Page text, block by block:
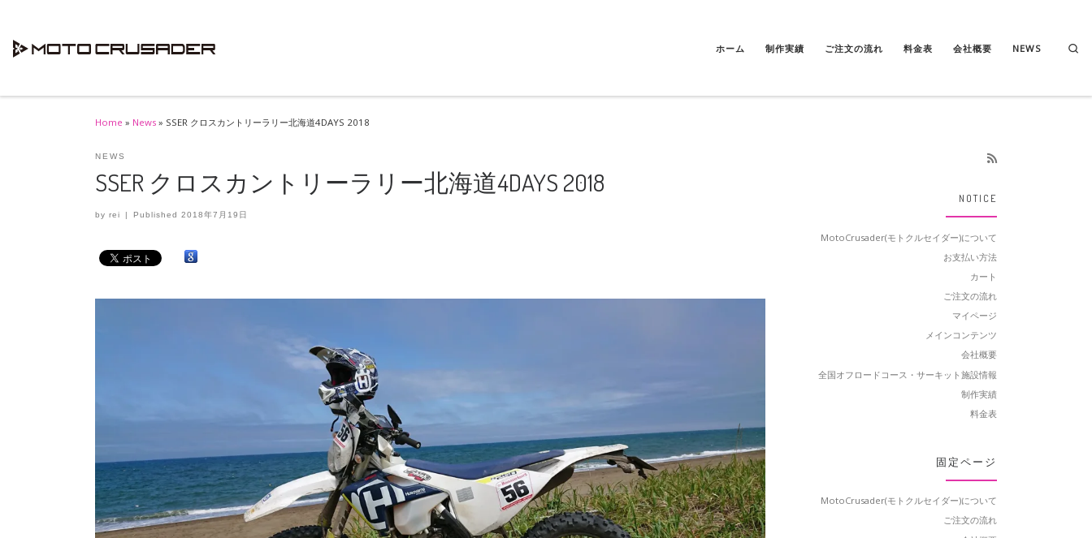
ホーム 制作実績 ご注文の流れ 料金表 会社概要 NEWS
Home » News » SSER クロスカントリーラリー北海道4DAYS 2018
NEWS
SSER クロスカントリーラリー北海道4DAYS 2018
by rei | Published2018年7月19日
NOTICE
MotoCrusader(モトクルセイダー)について
お支払い方法
カート
ご注文の流れ
マイページ
メインコンテンツ
会社概要
全国オフロードコース・サーキット施設情報
制作実績
料金表
固定ページ
MotoCrusader(モトクルセイダー)について
ご注文の流れ